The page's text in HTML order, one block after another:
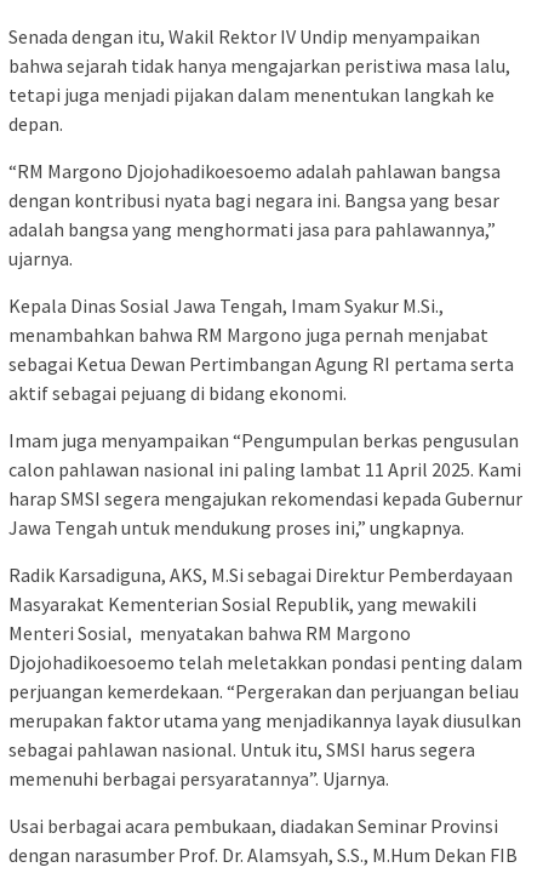
Senada dengan itu, Wakil Rektor IV Undip menyampaikan
bahwa sejarah tidak hanya mengajarkan peristiwa masa lalu,
tetapi juga menjadi pijakan dalam menentukan langkah ke
depan.
“RM Margono Djojohadikoesoemo adalah pahlawan bangsa
dengan kontribusi nyata bagi negara ini. Bangsa yang besar
adalah bangsa yang menghormati jasa para pahlawannya,”
ujarnya.
Kepala Dinas Sosial Jawa Tengah, Imam Syakur M.Si.,
menambahkan bahwa RM Margono juga pernah menjabat
sebagai Ketua Dewan Pertimbangan Agung RI pertama serta
aktif sebagai pejuang di bidang ekonomi.
Imam juga menyampaikan “Pengumpulan berkas pengusulan
calon pahlawan nasional ini paling lambat 11 April 2025. Kami
harap SMSI segera mengajukan rekomendasi kepada Gubernur
Jawa Tengah untuk mendukung proses ini,” ungkapnya.
Radik Karsadiguna, AKS, M.Si sebagai Direktur Pemberdayaan
Masyarakat Kementerian Sosial Republik, yang mewakili
Menteri Sosial, menyatakan bahwa RM Margono
Djojohadikoesoemo telah meletakkan pondasi penting dalam
perjuangan kemerdekaan. “Pergerakan dan perjuangan beliau
merupakan faktor utama yang menjadikannya layak diusulkan
sebagai pahlawan nasional. Untuk itu, SMSI harus segera
memenuhi berbagai persyaratannya”. Ujarnya.
Usai berbagai acara pembukaan, diadakan Seminar Provinsi
dengan narasumber Prof. Dr. Alamsyah, S.S., M.Hum Dekan FIB